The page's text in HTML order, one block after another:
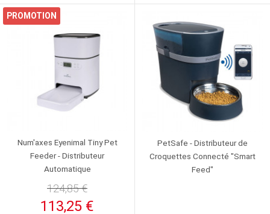
PROMOTION
Num'axes Eyenimal Tiny Pet
Feeder - Distributeur
Automatique
124,85 €
113,25 €
PetSafe - Distributeur de
Croquettes Connecté "Smart
Feed"